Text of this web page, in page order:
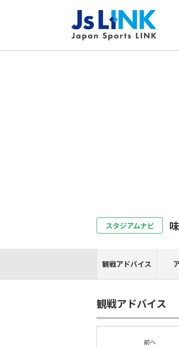
スタジアムナビ
観戦アドバイス
観戦アドバイス
前へ